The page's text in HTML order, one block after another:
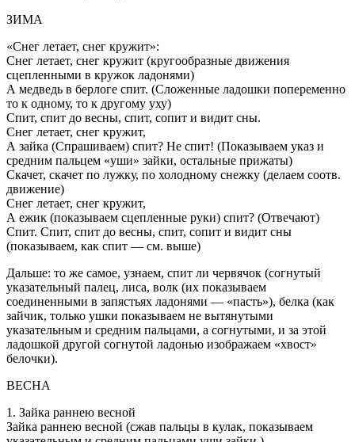
ЗИМА
«Снег летает, снег кружит»:
Снег летает, снег кружит (кругообразные движения
сцепленными в кружок ладонями)
А медведь в берлоге спит. (Сложенные ладошки попеременно
то к одному, то к другому уху)
Спит, спит до весны, спит, сопит и видит сны.
Снег летает, снег кружит,
А зайка (Спрашиваем) спит? Не спит! (Показываем указ и
средним пальцем «уши» зайки, остальные прижаты)
Скачет, скачет по лужку, по холодному снежку (делаем соотв.
движение)
Снег летает, снег кружит,
А ежик (показываем сцепленные руки) спит? (Отвечают)
Спит. Спит, спит до весны, спит, сопит и видит сны
(показываем, как спит — см. выше)
Дальше: то же самое, узнаем, спит ли червячок (согнутый
указательный палец, лиса, волк (их показываем
соединенными в запястьях ладонями — «пасть»), белка (как
зайчик, только ушки показываем не вытянутыми
указательным и средним пальцами, а согнутыми, и за этой
ладошкой другой согнутой ладонью изображаем «хвост»
белочки).
ВЕСНА
1. Зайка раннею весной
Зайка раннею весной (сжав пальцы в кулак, показываем